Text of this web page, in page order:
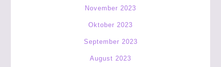
November 2023
Oktober 2023
September 2023
August 2023